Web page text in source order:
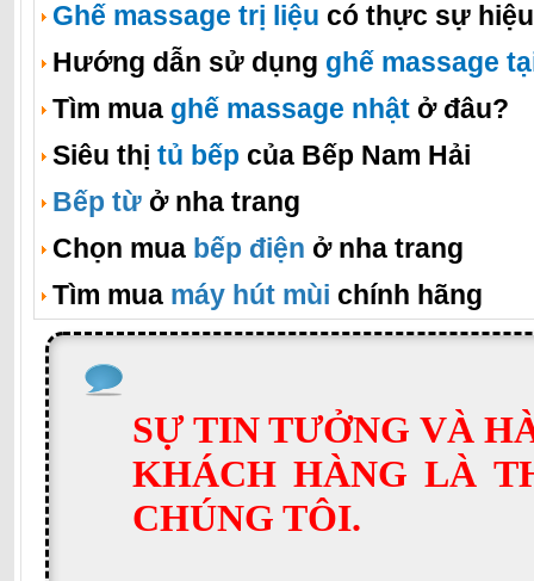
Ghế massage trị liệu có thực sự
Hướng dẫn sử dụng ghế massage
Tìm mua ghế massage nhật ở đâu?
Siêu thị tủ bếp của Bếp Nam Hải
Bếp từ ở nha trang
Chọn mua bếp điện ở nha trang
Tìm mua máy hút mùi chính hãng
SỰ TIN TƯỞNG VÀ
KHÁCH HÀNG LÀ
CHÚNG TÔI.